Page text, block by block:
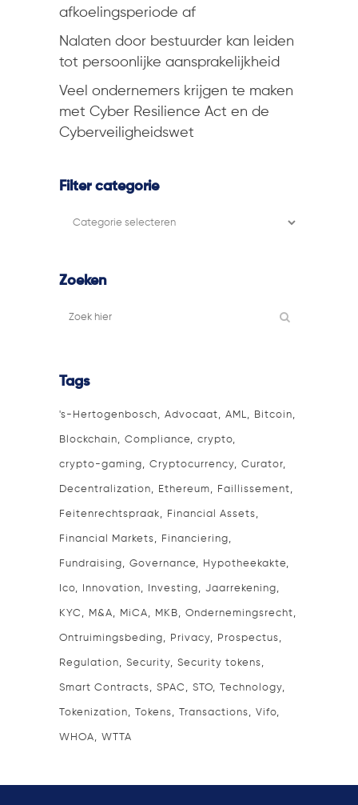
afkoelingsperiode af
Nalaten door bestuurder kan leiden
tot persoonlijke aansprakelijkheid
Veel ondernemers krijgen te maken
met Cyber Resilience Act en de
Cyberveiligheidswet
Filter categorie
Filter
Zoeken
Tags
's-Hertogenbosch Advocaat AML Bitcoin
Blockchain Compliance crypto
crypto-gaming Cryptocurrency Curator
Decentralization Ethereum Faillissement
Feitenrechtspraak Financial Assets
Financial Markets Financiering
Fundraising Governance Hypotheekakte
Ico Innovation Investing Jaarrekening
KYC M&A MiCA MKB Ondernemingsrecht
Ontruimingsbeding Privacy Prospectus
Regulation Security Security tokens
Smart Contracts SPAC STO Technology
Tokenization Tokens Transactions Vifo
WHOA WTTA